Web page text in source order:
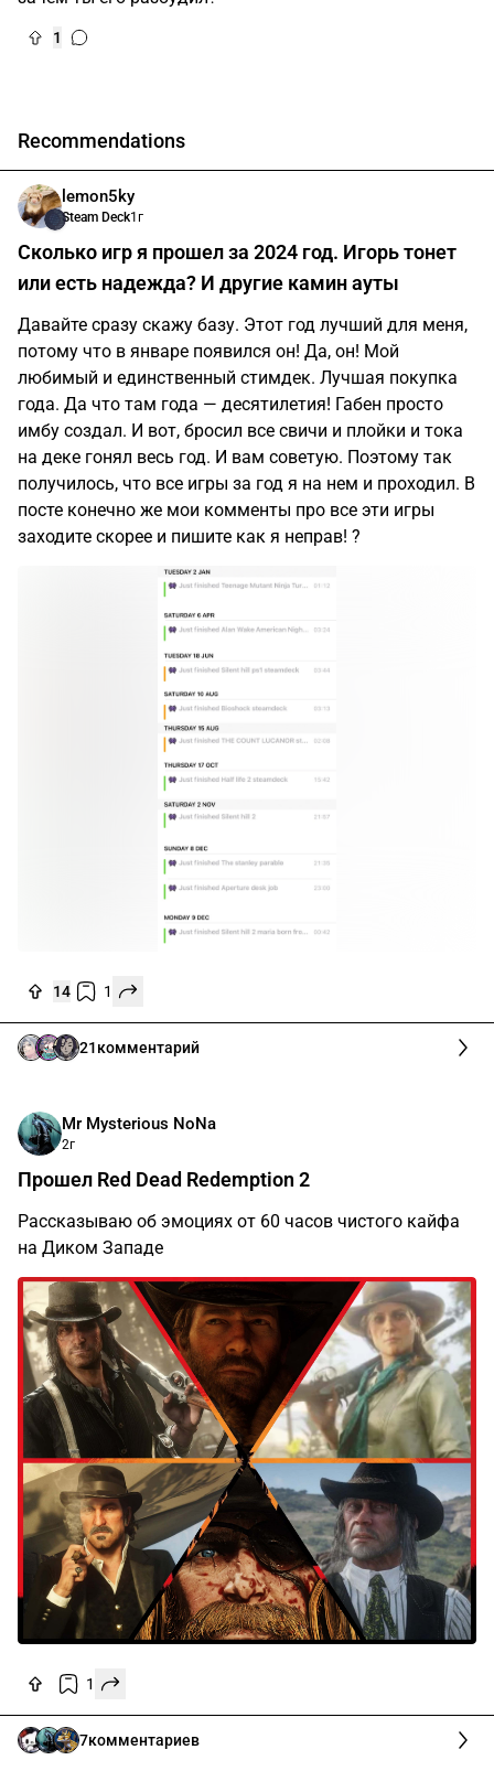
talusthechild
1г
зачем ты его разбудил?
Recommendations
lemon5ky
Steam Deck1г
Сколько игр я прошел за 2024 год. Игорь тонет
или есть надежда? И другие камин ауты
Давайте сразу скажу базу. Этот год лучший для меня,
потому что в январе появился он! Да, он! Мой
любимый и единственный стимдек. Лучшая покупка
года. Да что там года — десятилетия! Габен просто
имбу создал. И вот, бросил все свичи и плойки и тока
на деке гонял весь год. И вам советую. Поэтому так
получилось, что все игры за год я на нем и проходил. В
посте конечно же мои комменты про все эти игры
заходите скорее и пишите как я неправ! ?
14 1
21комментарий
Mr Mysterious NoName
2г
Прошел Red Dead Redemption 2
Рассказываю об эмоциях от 60 часов чистого кайфа
на Диком Западе